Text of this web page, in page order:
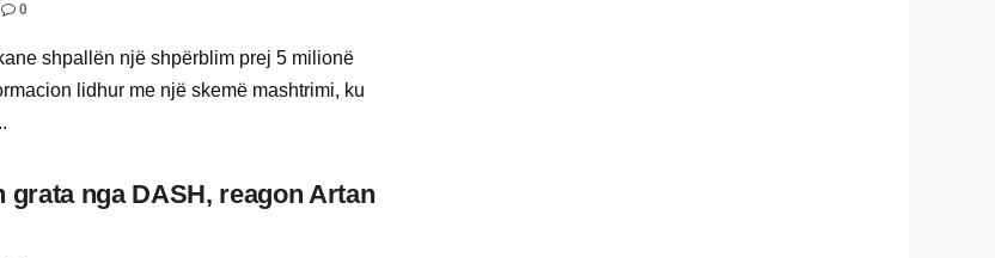
0
shpallën një shpërblim prej 5 milionë
lidhur me një skemë mashtrimi, ku
grata nga DASH, reagon Artan